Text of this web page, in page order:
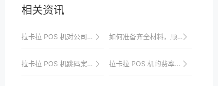
相关资讯
拉卡拉 POS 机对公司财务管理的提升 如何准备齐全材料，顺利申请拉卡拉POS机
拉卡拉 POS 机跳码案例解读 拉卡拉 POS 机的费率安全稳定性综合分析